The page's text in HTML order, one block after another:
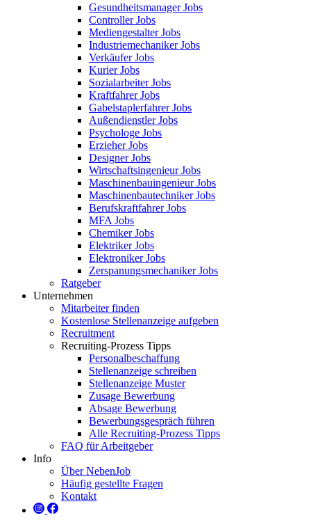
Gesundheitsmanager Jobs
Controller Jobs
Mediengestalter Jobs
Industriemechaniker Jobs
Verkäufer Jobs
Kurier Jobs
Sozialarbeiter Jobs
Kraftfahrer Jobs
Gabelstaplerfahrer Jobs
Außendienstler Jobs
Psychologe Jobs
Erzieher Jobs
Designer Jobs
Wirtschaftsingenieur Jobs
Maschinenbauingenieur Jobs
Maschinenbautechniker Jobs
Berufskraftfahrer Jobs
MFA Jobs
Chemiker Jobs
Elektriker Jobs
Elektroniker Jobs
Zerspanungsmechaniker Jobs
Ratgeber
Unternehmen
Mitarbeiter finden
Kostenlose Stellenanzeige aufgeben
Recruitment
Recruiting-Prozess Tipps
Personalbeschaffung
Stellenanzeige schreiben
Stellenanzeige Muster
Zusage Bewerbung
Absage Bewerbung
Bewerbungsgespräch führen
Alle Recruiting-Prozess Tipps
FAQ für Arbeitgeber
Info
Über NebenJob
Häufig gestellte Fragen
Kontakt